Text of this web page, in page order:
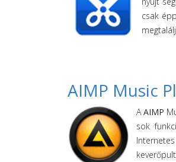
csak
AIMP Music
AAIMP
sok